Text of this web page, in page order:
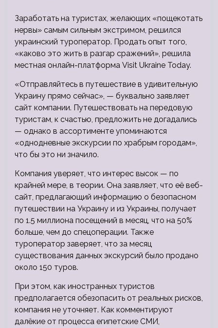
Заработать на туристах, желающих «пощекотать
нервы» самым сильным экстримом, решился
украинский туроператор. Продать опыт того,
«каково это жить в разгар сражений», решила
местная онлайн-платформа Visit Ukraine Today.
«Отправляйтесь в путешествие в удивительную
Украину прямо сейчас», — буквально заявляет
сайт компании. Путешествовать на передовую
туристам, к счастью, предложить не догадались
— однако в ассортименте упоминаются
«однодневные экскурсии по храбрым городам»,
что бы это ни значило.
Компания уверяет, что интерес высок — по
крайней мере, в теории. Она заявляет, что её веб-
сайт, предлагающий информацию о безопасном
путешествии на Украину и из Украины, получает
по 1.5 миллиона посещений в месяц, что на 50%
больше, чем до спецоперации. Также
туроператор заверяет, что за месяц
существования данных экскурсий было продано
около 150 туров.
При этом, как иностранных туристов
предполагается обезопасить от реальных рисков,
компания не уточняет. Как комментируют
далёкие от процесса египетские СМИ,